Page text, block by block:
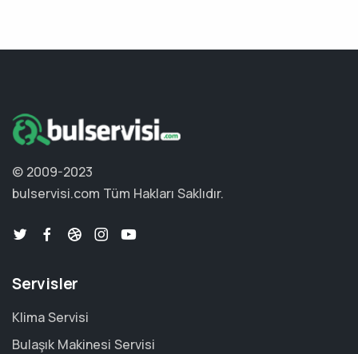
© 2009-2023
bulservisi.com Tüm Hakları Saklıdır.
Servisler
Klima Servisi
Bulaşık Makinesi Servisi